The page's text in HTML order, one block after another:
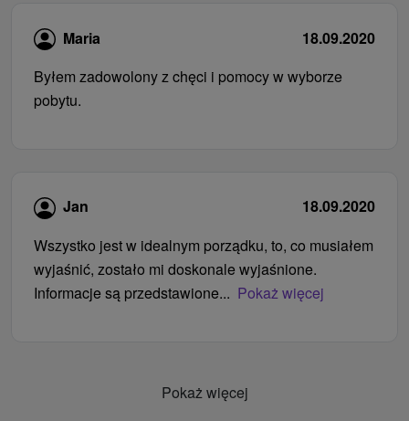
Maria
18.09.2020
Byłem zadowolony z chęci i pomocy w wyborze
pobytu.
Jan
18.09.2020
Wszystko jest w idealnym porządku, to, co musiałem
wyjaśnić, zostało mi doskonale wyjaśnione.
Informacje są przedstawione... Pokaż więcej
Pokaż więcej